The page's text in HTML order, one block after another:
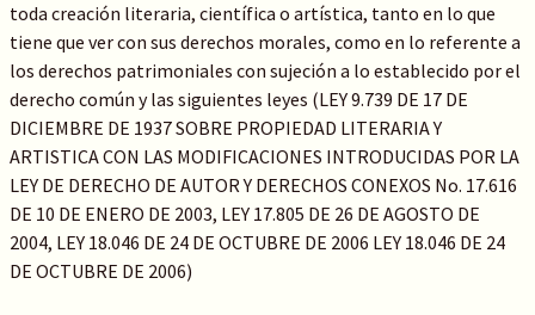
toda creación literaria, científica o artística, tanto en lo que
tiene que ver con sus derechos morales, como en lo referente a
los derechos patrimoniales con sujeción a lo establecido por el
derecho común y las siguientes leyes (LEY 9.739 DE 17 DE
DICIEMBRE DE 1937 SOBRE PROPIEDAD LITERARIA Y
ARTISTICA CON LAS MODIFICACIONES INTRODUCIDAS POR LA
LEY DE DERECHO DE AUTOR Y DERECHOS CONEXOS No. 17.616
DE 10 DE ENERO DE 2003, LEY 17.805 DE 26 DE AGOSTO DE
2004, LEY 18.046 DE 24 DE OCTUBRE DE 2006 LEY 18.046 DE 24
DE OCTUBRE DE 2006)